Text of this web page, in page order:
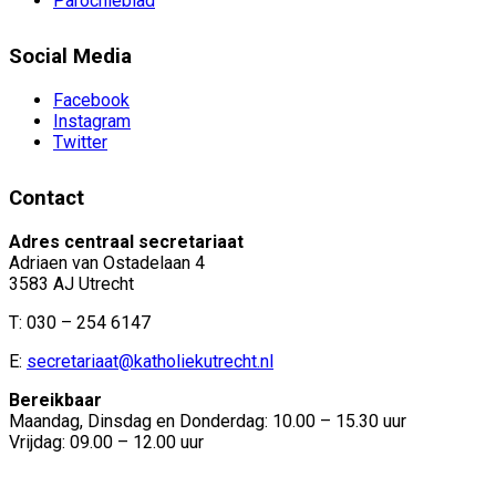
Social Media
Facebook
Instagram
Twitter
Contact
Adres centraal secretariaat
Adriaen van Ostadelaan 4
3583 AJ Utrecht
T: 030 – 254 6147
E: secretariaat@katholiekutrecht.nl
Bereikbaar
Maandag, Dinsdag en Donderdag: 10.00 – 15.30 uur
Vrijdag: 09.00 – 12.00 uur